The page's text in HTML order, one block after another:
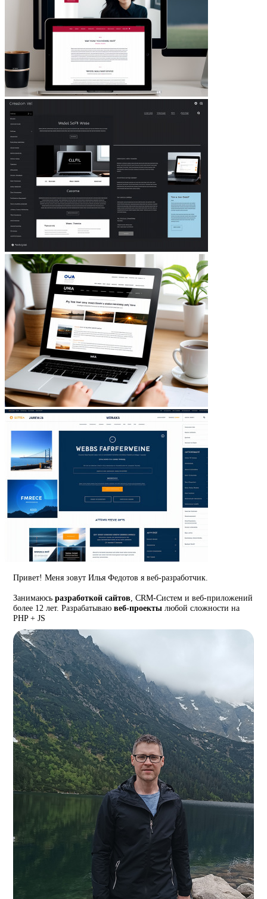
Привет! Меня зовут Илья Федотов я веб-разработчик.
Занимаюсьразработкой сайтов , CRM-Систем и веб-приложений
более 12 лет. Разрабатываювеб-проекты любой сложности на
PHP + JS